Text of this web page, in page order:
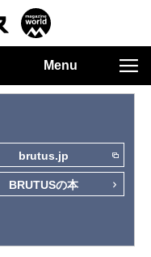
Menu
brutus.jp
BRUTUSの本